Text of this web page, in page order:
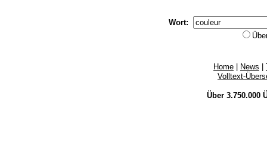
Wort:
Home News
Volltext-
Über 3.750.000